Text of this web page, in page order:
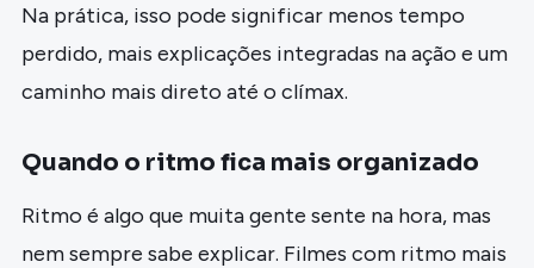
Na prática, isso pode significar menos tempo
perdido, mais explicações integradas na ação e um
caminho mais direto até o clímax.
Quando o ritmo fica mais organizado
Ritmo é algo que muita gente sente na hora, mas
nem sempre sabe explicar. Filmes com ritmo mais